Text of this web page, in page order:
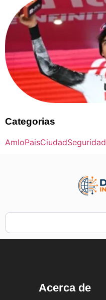
Categorias
AmloPaisCiudadSeguridad
Acerca de